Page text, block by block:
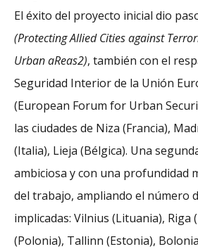
El éxito del proyecto inicial dio
(Protecting Allied Cities against
Urban aReas2), también con el
Seguridad Interior de la Unión
(European Forum for Urban
las ciudades de Niza (Francia),
(Italia), Lieja (Bélgica). Una
ambiciosa y con una profundidad
del trabajo, ampliando el número
implicadas: Vilnius (Lituania), Riga
(Polonia), Tallinn (Estonia),